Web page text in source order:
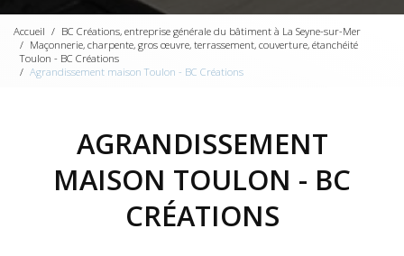
Accueil
BC Créations, entreprise générale du bâtiment à La Seyne-sur-Mer
Maçonnerie, charpente, gros œuvre, terrassement, couverture, étanchéité
Toulon - BC Créations
Agrandissement maison Toulon - BC Créations
AGRANDISSEMENT
MAISON TOULON - BC
CRÉATIONS